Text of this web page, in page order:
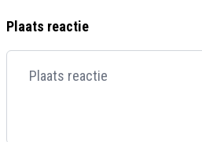
Plaats reactie